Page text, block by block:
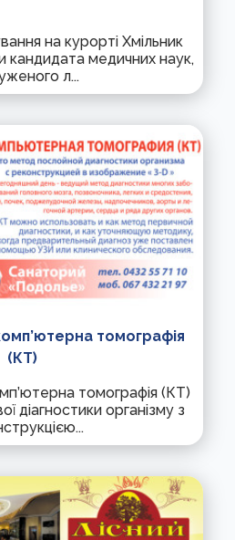
на курорті Хмільник
кандидата медичних наук,
л...
томографія
(КТ)
томографія (КТ)
діагностики організму з